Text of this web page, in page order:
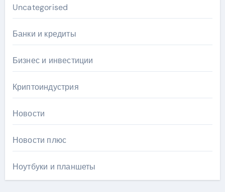
Uncategorised
Банки и кредиты
Бизнес и инвестиции
Криптоиндустрия
Новости
Новости плюс
Ноутбуки и планшеты